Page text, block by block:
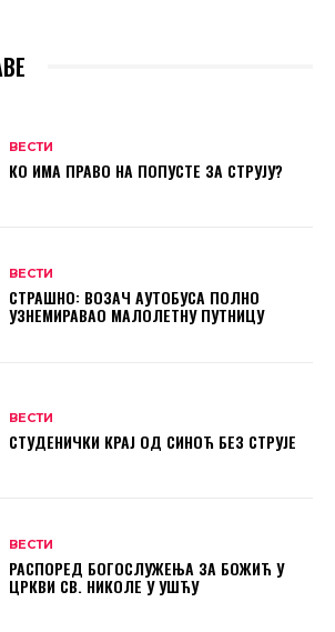
ВЕСТИ
КО ИМА ПРАВО НА ПОПУСТЕ ЗА СТРУЈУ?
ВЕСТИ
СТРАШНО: ВОЗАЧ АУТОБУСА ПОЛНО
УЗНЕМИРАВАО МАЛОЛЕТНУ ПУТНИЦУ
ВЕСТИ
СТУДЕНИЧКИ КРАЈ ОД СИНОЋ БЕЗ СТРУЈЕ
ВЕСТИ
РАСПОРЕД БОГОСЛУЖЕЊА ЗА БОЖИЋ У
ЦРКВИ СВ. НИКОЛЕ У УШЋУ